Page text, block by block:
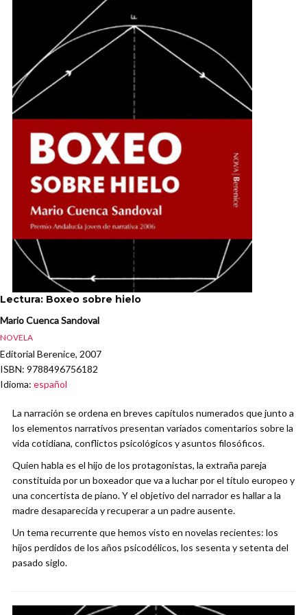
Lectura: Boxeo sobre hielo
Mario Cuenca Sandoval
NOVELA
Editorial Berenice, 2007
ISBN: 9788496756182
Idioma: español
La narración se ordena en breves capítulos numerados que junto a
los elementos narrativos presentan variados comentarios sobre la
vida cotidiana, conflictos psicológicos y asuntos filosóficos.
Quien habla es el hijo de los protagonistas, la extraña pareja
constituida por un boxeador que va a luchar por el título europeo y
una concertista de piano. Y el objetivo del narrador es hallar a la
madre desaparecida y recuperar a un padre ausente.
Un tema recurrente que hemos visto en novelas recientes: los
hijos perdidos de los años psicodélicos, los sesenta y setenta del
pasado siglo.